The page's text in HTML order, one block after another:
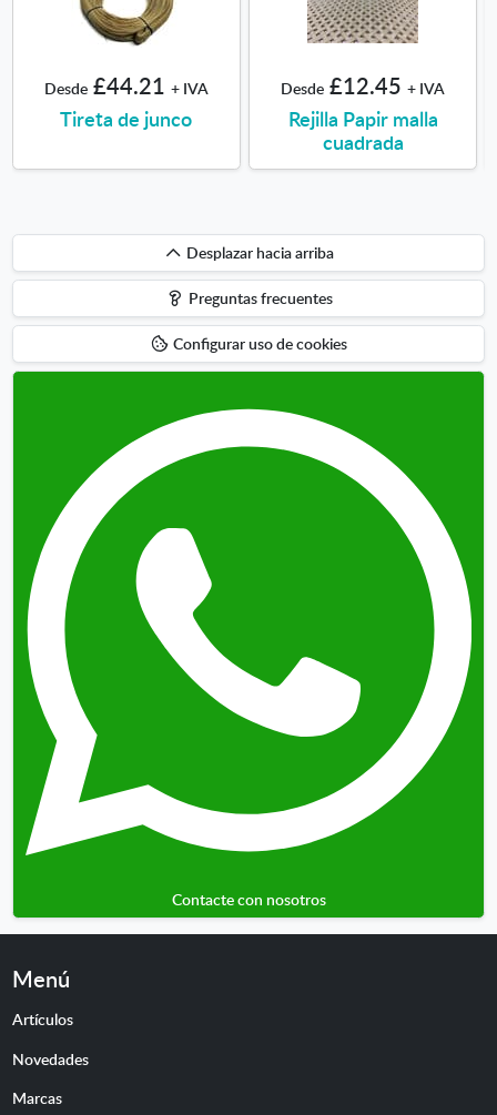
Desde £44.21 + IVA
Tireta de junco
Desde £12.45 + IVA
Rejilla Papir malla
cuadrada
Desplazar
hacia
arriba
Desplazar hacia arriba
Preguntas frecuentes
Configurar uso de cookies
Contacte con nosotros
Menú
Artículos
Novedades
Marcas